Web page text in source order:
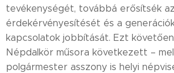
tevékenységét, továbbá erősítsék
érdekérvényesítését és a
kapcsolatok jobbítását. Ezt követően
Népdalkör műsora következett –
polgármester asszony is helyi